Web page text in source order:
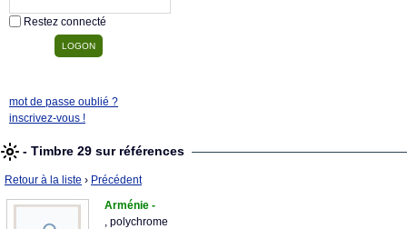
Restez connecté
mot de passe oublié ?
inscrivez-vous !
- Timbre 29 sur références
Retour à la liste › Précédent
Arménie -
, polychrome